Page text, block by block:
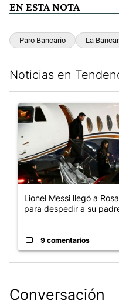
EN ESTA NOTA
Paro Bancario La
Noticias en
Un artículo de tendencia
Lionel Messi llegó a
para despedir a su
9 comentarios
Conversación